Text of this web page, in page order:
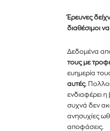
Έρευνες
διαθέσιμοι
Δεδομένα
τους με
ευημερία
αυτές.
ενδιαφέρει
συχνά δεν
ανησυχίες
αποφάσεις.